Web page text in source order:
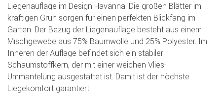
Liegenauflage im Design Havanna. Die großen Blätter im
kräftigen Grün sorgen für einen perfekten Blickfang im
Garten. Der Bezug der Liegenauflage besteht aus einem
Mischgewebe aus 75% Baumwolle und 25% Polyester. Im
Inneren der Auflage befindet sich ein stabiler
Schaumstoffkern, der mit einer weichen Vlies-
Ummantelung ausgestattet ist. Damit ist der höchste
Liegekomfort garantiert.